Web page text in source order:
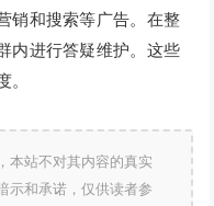
销和搜索等广告。在整
内进行答疑维护。这些
。
本站不对其内容的真实
示和承诺，仅供读者参